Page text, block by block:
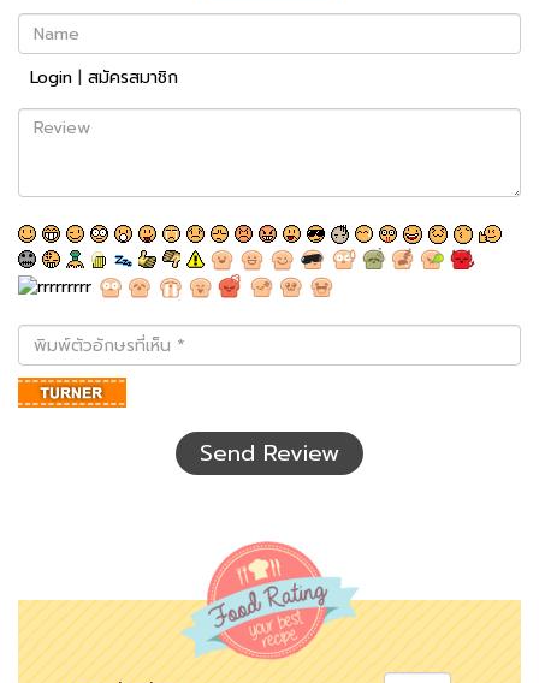
Name
Login | สมัครสมาชิก
Review
พิมพ์
ตัว
อักษร
ที่
Send Review